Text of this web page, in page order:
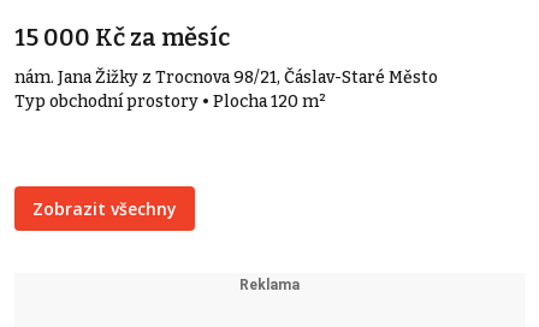
15 000 Kč za měsíc
nám. Jana Žižky z Trocnova 98/21, Čáslav-Staré Město
Typ obchodní prostory • Plocha 120 m²
Zobrazit všechny